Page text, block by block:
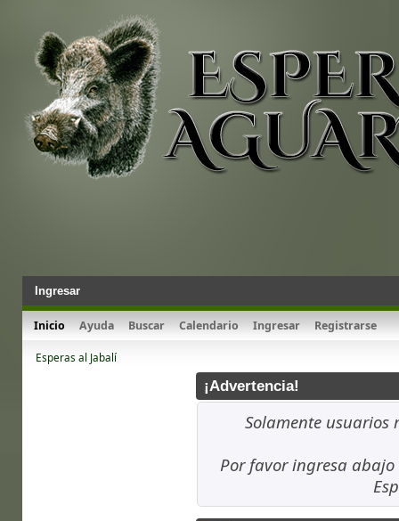
Ingresar
Inicio Ayuda Buscar Calendario Ingresar Registrarse
Esperas al Jabalí
¡Advertencia!
Solamente usuarios
Por favor ingresa